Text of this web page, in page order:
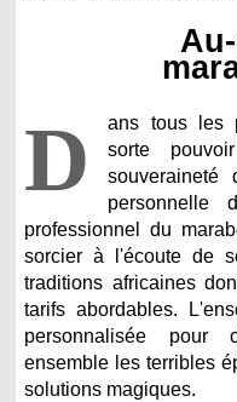
D
ans tous les
sorte
personnelle
professionnel du
sorcier à l'écoute de
traditions africaines
tarifs abordables.
personnalisée pour
ensemble les terribles
solutions magiques.